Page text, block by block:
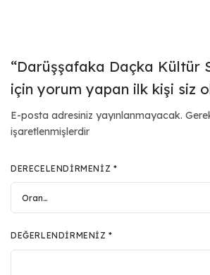
“Darüşşafaka Daçka Kültür
için yorum yapan ilk kişi siz
E-posta adresiniz yayınlanmayacak.
işaretlenmişlerdir
DERECELENDIRMENIZ *
DEĞERLENDIRMENIZ*